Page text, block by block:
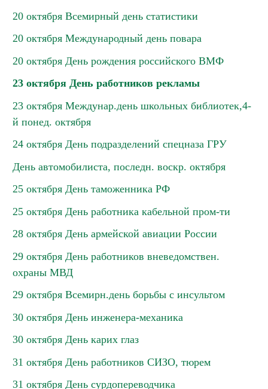
20 октября Всемирный день статистики
20 октября Международный день повара
20 октября День рождения российского ВМФ
23 октября День работников рекламы
23 октября Междунар.день школьных библиотек,4-
й понед. октября
24 октября День подразделений спецназа ГРУ
День автомобилиста, последн. воскр. октября
25 октября День таможенника РФ
25 октября День работника кабельной пром-ти
28 октября День армейской авиации России
29 октября День работников вневедомствен.
охраны МВД
29 октября Всемирн.день борьбы с инсультом
30 октября День инженера-механика
30 октября День карих глаз
31 октября День работников СИЗО, тюрем
31 октября День сурдопереводчика